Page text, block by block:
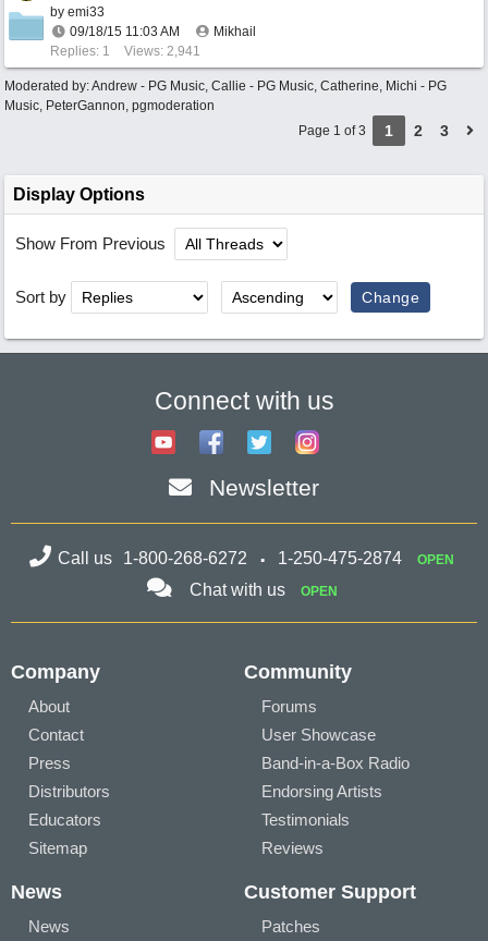
by emi33
09/18/15 11:03 AM
Mikhail
Replies: 1
Views: 2,941
Moderated by:Andrew - PG Music, Callie - PG Music, Catherine, Michi - PG
Music, PeterGannon, pgmoderation
Page 1 of 3
1 2 3
Display Options
Show From Previous
Sort by
Connect with us
Newsletter
Call us 1-800-268-6272 1-250-475-2874 OPEN
Chat with us OPEN
Company
About
Contact
Press
Distributors
Educators
Sitemap
Community
Forums
User Showcase
Band-in-a-Box Radio
Endorsing Artists
Testimonials
Reviews
News
News
Customer Support
Patches